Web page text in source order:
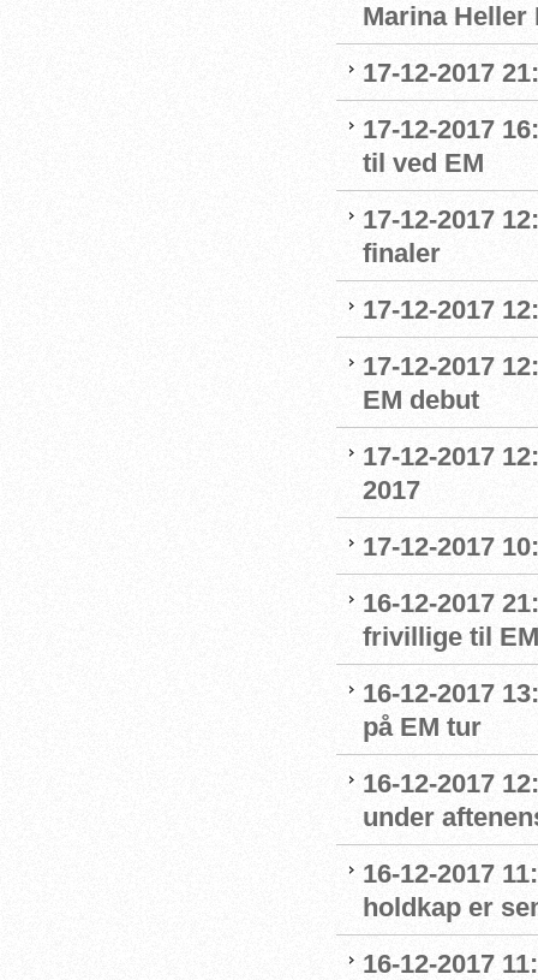
Marina Heller
17-12-2017
17-12-2017
til ved EM
17-12-2017
finaler
17-12-2017
17-12-2017
EM debut
17-12-2017
2017
17-12-2017
16-12-2017
frivillige til
16-12-2017
på EM tur
16-12-2017
under
16-12-2017
holdkap er
16-12-2017